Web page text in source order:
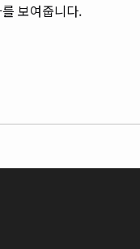
보여줍니다.